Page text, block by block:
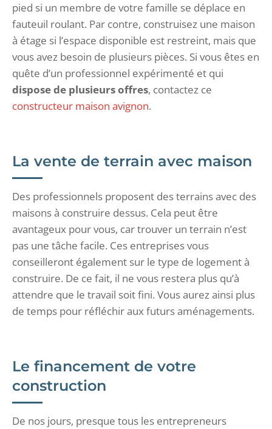
pied si un membre de votre famille se déplace en
fauteuil roulant. Par contre, construisez une maison
à étage si l’espace disponible est restreint, mais que
vous avez besoin de plusieurs pièces. Si vous êtes en
quête d’un professionnel expérimenté et qui
dispose de plusieurs offres, contactez ce
constructeur maison avignon.
La vente de terrain avec maison
Des professionnels proposent des terrains avec des
maisons à construire dessus. Cela peut être
avantageux pour vous, car trouver un terrain n’est
pas une tâche facile. Ces entreprises vous
conseilleront également sur le type de logement à
construire. De ce fait, il ne vous restera plus qu’à
attendre que le travail soit fini. Vous aurez ainsi plus
de temps pour réfléchir aux futurs aménagements.
Le financement de votre
construction
De nos jours, presque tous les entrepreneurs